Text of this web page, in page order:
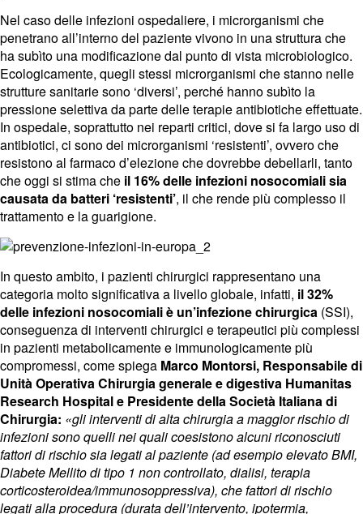
Nel caso delle infezioni ospedaliere, i microrganismi che
penetrano all’interno del paziente vivono in una struttura che
ha subìto una modificazione dal punto di vista microbiologico.
Ecologicamente, quegli stessi microrganismi che stanno nelle
strutture sanitarie sono ‘diversi’, perché hanno subìto la
pressione selettiva da parte delle terapie antibiotiche effettuate.
In ospedale, soprattutto nei reparti critici, dove si fa largo uso di
antibiotici, ci sono dei microrganismi ‘resistenti’, ovvero che
resistono al farmaco d’elezione che dovrebbe debellarli, tanto
che oggi si stima che il 16% delle infezioni nosocomiali sia
causata da batteri ‘resistenti’, il che rende più complesso il
trattamento e la guarigione.
In questo ambito, i pazienti chirurgici rappresentano una
categoria molto significativa a livello globale, infatti, il 32%
delle infezioni nosocomiali è un’infezione chirurgica (SSI),
conseguenza di interventi chirurgici e terapeutici più complessi
in pazienti metabolicamente e immunologicamente più
compromessi, come spiega Marco Montorsi, Responsabile di
Unità Operativa Chirurgia generale e digestiva Humanitas
Research Hospital e Presidente della Società Italiana di
Chirurgia: «gli interventi di alta chirurgia a maggior rischio di
infezioni sono quelli nei quali coesistono alcuni riconosciuti
fattori di rischio sia legati al paziente (ad esempio elevato BMI,
Diabete Mellito di tipo 1 non controllato, dialisi, terapia
corticosteroidea/immunosoppressiva), che fattori di rischio
legati alla procedura (durata dell’intervento, ipotermia,